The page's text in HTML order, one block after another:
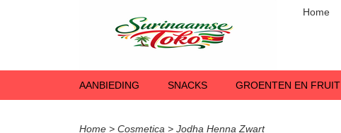
Home
AANBIEDING SNACKS GROENTEN EN FRUIT
Home > Cosmetica > Jodha Henna Zwart